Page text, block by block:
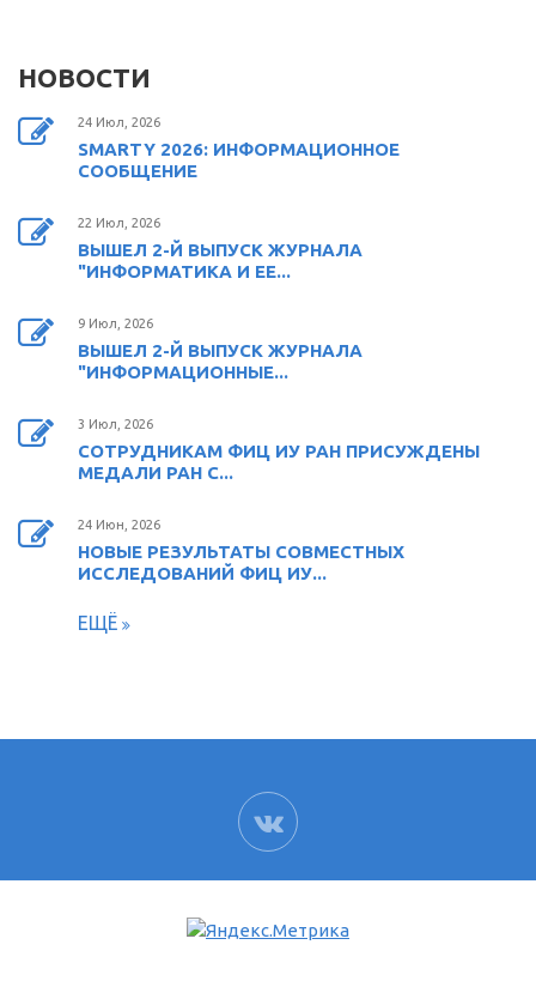
НОВОСТИ
24 Июл, 2026
SMARTY 2026: ИНФОРМАЦИОННОЕ
СООБЩЕНИЕ
22 Июл, 2026
ВЫШЕЛ 2-Й ВЫПУСК ЖУРНАЛА
"ИНФОРМАТИКА И ЕЕ...
9 Июл, 2026
ВЫШЕЛ 2-Й ВЫПУСК ЖУРНАЛА
"ИНФОРМАЦИОННЫЕ...
3 Июл, 2026
СОТРУДНИКАМ ФИЦ ИУ РАН ПРИСУЖДЕНЫ
МЕДАЛИ РАН С...
24 Июн, 2026
НОВЫЕ РЕЗУЛЬТАТЫ СОВМЕСТНЫХ
ИССЛЕДОВАНИЙ ФИЦ ИУ...
ЕЩЁ
ВК